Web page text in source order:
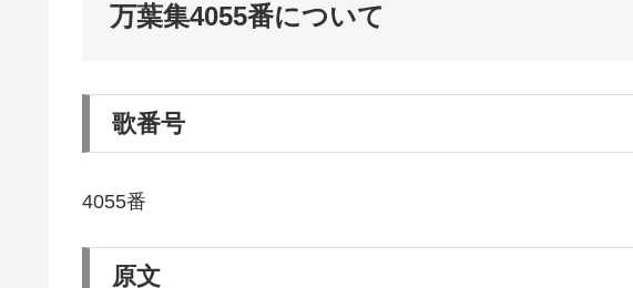
万葉集4055番について
歌番号
4055番
原文